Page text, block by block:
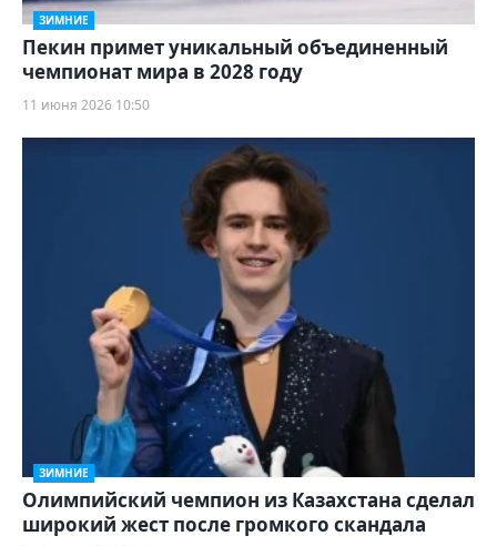
ЗИМНИЕ
Пекин примет уникальный объединенный
чемпионат мира в 2028 году
11 июня 2026 10:50
ЗИМНИЕ
Олимпийский чемпион из Казахстана сделал
широкий жест после громкого скандала